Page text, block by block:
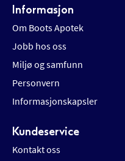
Informasjon
Om Boots Apotek
Jobb hos oss
Miljø og samfunn
Personvern
Informasjonskapsler
Kundeservice
Kontakt oss